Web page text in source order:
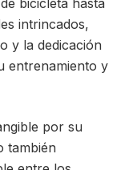
bicicleta hasta
intrincados,
y la dedicación
entrenamiento y
por su
también